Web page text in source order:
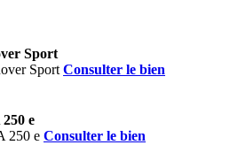
Sport
Consulter le bien
e
Consulter le bien